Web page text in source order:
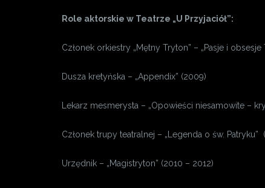
Role aktorskie w Teatrze „U Przyjaciół”:
Członek orkiestry „Mętny Tryton” – „Pasje i
Dusza kretyńska – „Appendix” (2009)
Lekarz mesmerysta – „Opowieści niesamowite –
Członek trupy teatralnej – „Legenda o św. Patryku”
Urzędnik – „Magistryton” (2010 – 2012)